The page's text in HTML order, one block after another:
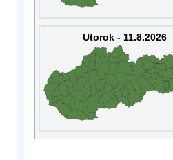
Utorok - 11.8.2026